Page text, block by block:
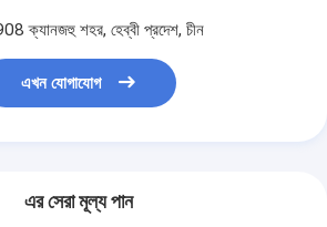
ক্যানজহু শহর, হেব্বী প্রদেশ, চীন
এখন যোগাযোগ
এর সেরা মূল্য পান